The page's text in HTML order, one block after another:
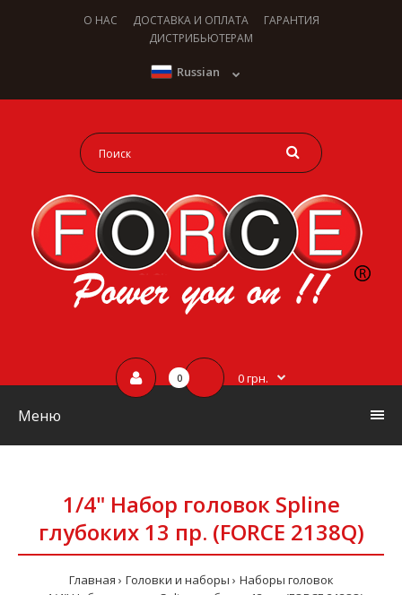
О НАС ДОСТАВКА И ОПЛАТА
ГАРАНТИЯ
ДИСТРИБЬЮТЕРАМ
Russian
0 0 грн.
Меню
1/4" Набор головок Spline
глубоких 13 пр. (FORCE 2138Q)
Главная Головки и наборы
Наборы головок